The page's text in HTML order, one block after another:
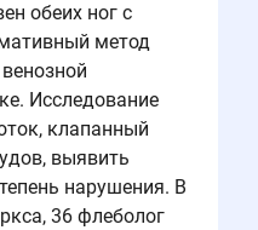
обеих ног с
метод
Исследование
клапанный
выявить
нарушения. В
36 флеболог